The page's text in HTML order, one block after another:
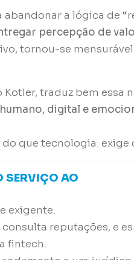
a lógica de
percepção de
tornou-se
Kotler, traduz bem essa
humano, digital e
que tecnologia: exige
SERVIÇO AO
exigente.
reputações, e
fintech.